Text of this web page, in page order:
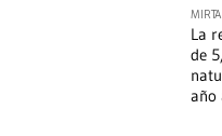
La
de
año